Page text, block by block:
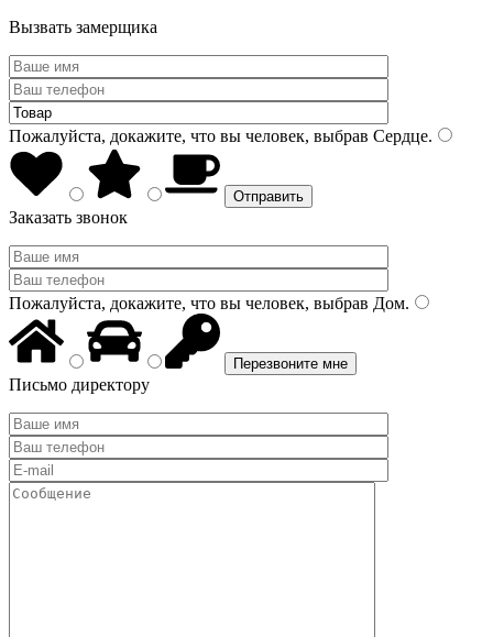
Вызвать замерщика
Пожалуйста, докажите, что вы человек, выбрав Сердце.
Заказать звонок
Пожалуйста, докажите, что вы человек, выбрав Дом.
Письмо директору